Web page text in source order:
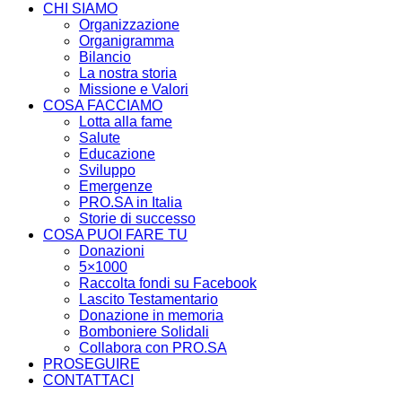
CHI SIAMO
Organizzazione
Organigramma
Bilancio
La nostra storia
Missione e Valori
COSA FACCIAMO
Lotta alla fame
Salute
Educazione
Sviluppo
Emergenze
PRO.SA in Italia
Storie di successo
COSA PUOI FARE TU
Donazioni
5×1000
Raccolta fondi su Facebook
Lascito Testamentario
Donazione in memoria
Bomboniere Solidali
Collabora con PRO.SA
PROSEGUIRE
CONTATTACI